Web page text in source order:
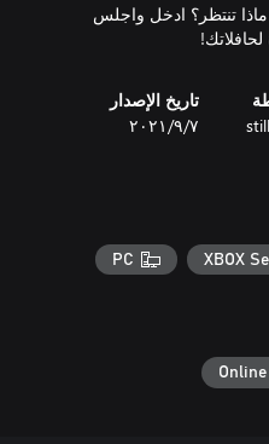
ماذا تنتظر؟ ادخل واجلس
تاريخ الإصدار
٧‏/٩‏/٢٠٢١
XBOX
PC